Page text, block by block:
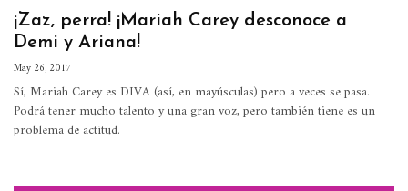
¡Zaz, perra! ¡Mariah Carey desconoce a
Demi y Ariana!
May 26, 2017
Sí, Mariah Carey es DIVA (así, en mayúsculas) pero a veces se pasa.
Podrá tener mucho talento y una gran voz, pero también tiene es un
problema de actitud.